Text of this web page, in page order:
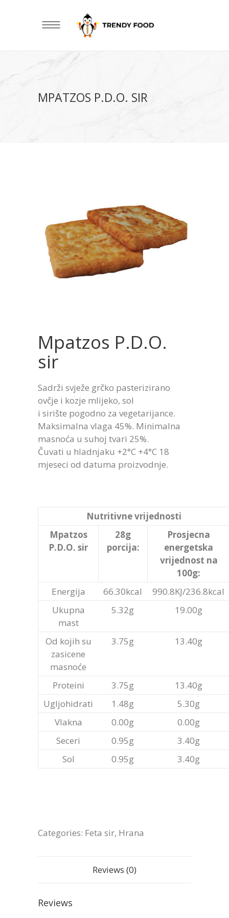
MPATZOS P.D.O. SIR
Mpatzos P.D.O.
sir
Sadrži svježe grčko pasterizirano
ovčje i kozje mlijeko, sol
i sirište pogodno za vegetarijance.
Maksimalna vlaga 45%. Minimalna
masnoća u suhoj tvari 25%.
Čuvati u hladnjaku +2°C +4°C 18
mjeseci od datuma proizvodnje.
Nutritivne vrijednosti
Mpatzos
P.D.O. sir
28g
porcija:
Prosjecna
energetska
vrijednost na
100g:
Energija
66.30kcal
990.8KJ/236.8kcal
Ukupna
mast
5.32g 19.00g
Od kojih su
zasicene
masnoće
3.75g 13.40g
Proteini 3.75g
13.40g
Ugljohidrati
1.48g
5.30g
Vlakna
0.00g
0.00g
Seceri
0.95g
3.40g
Sol
0.95g 3.40g
Categories: Feta sir, Hrana
Reviews (0)
Reviews